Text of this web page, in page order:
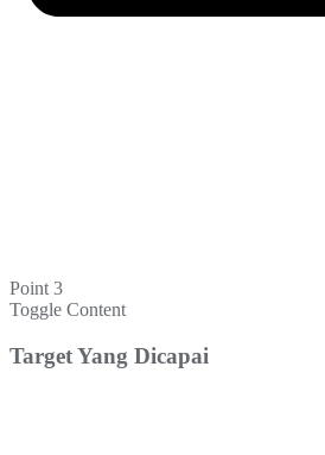
Point 3
Toggle Content
Target Yang Dicapai